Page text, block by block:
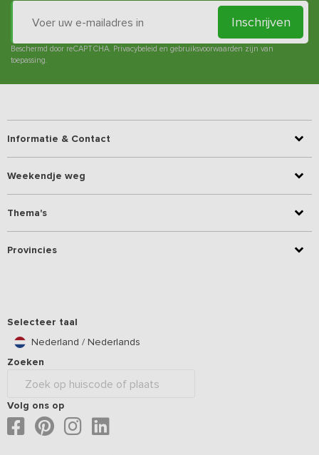
Inschrijven
Beschermd door reCAPTCHA. Privacybeleid en gebruiksvoorwaarden zijn van
toepassing.
Informatie & Contact
Weekendje weg
Thema's
Provincies
Selecteer taal
Nederland / Nederlands
Zoeken
Volg ons op